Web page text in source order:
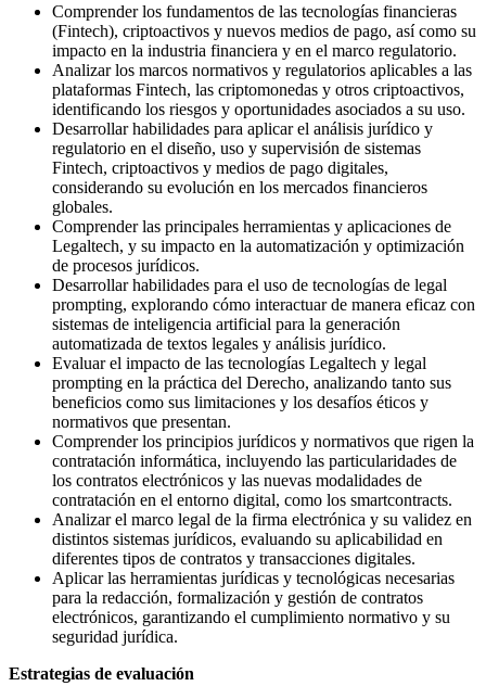
Comprender los fundamentos de las tecnologías financieras
(Fintech), criptoactivos y nuevos medios de pago, así como su
impacto en la industria financiera y en el marco regulatorio.
Analizar los marcos normativos y regulatorios aplicables a las
plataformas Fintech, las criptomonedas y otros criptoactivos,
identificando los riesgos y oportunidades asociados a su uso.
Desarrollar habilidades para aplicar el análisis jurídico y
regulatorio en el diseño, uso y supervisión de sistemas
Fintech, criptoactivos y medios de pago digitales,
considerando su evolución en los mercados financieros
globales.
Comprender las principales herramientas y aplicaciones de
Legaltech, y su impacto en la automatización y optimización
de procesos jurídicos.
Desarrollar habilidades para el uso de tecnologías de legal
prompting, explorando cómo interactuar de manera eficaz con
sistemas de inteligencia artificial para la generación
automatizada de textos legales y análisis jurídico.
Evaluar el impacto de las tecnologías Legaltech y legal
prompting en la práctica del Derecho, analizando tanto sus
beneficios como sus limitaciones y los desafíos éticos y
normativos que presentan.
Comprender los principios jurídicos y normativos que rigen la
contratación informática, incluyendo las particularidades de
los contratos electrónicos y las nuevas modalidades de
contratación en el entorno digital, como los smartcontracts.
Analizar el marco legal de la firma electrónica y su validez en
distintos sistemas jurídicos, evaluando su aplicabilidad en
diferentes tipos de contratos y transacciones digitales.
Aplicar las herramientas jurídicas y tecnológicas necesarias
para la redacción, formalización y gestión de contratos
electrónicos, garantizando el cumplimiento normativo y su
seguridad jurídica.
Estrategias de evaluación